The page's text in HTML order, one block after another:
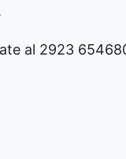
al 2923